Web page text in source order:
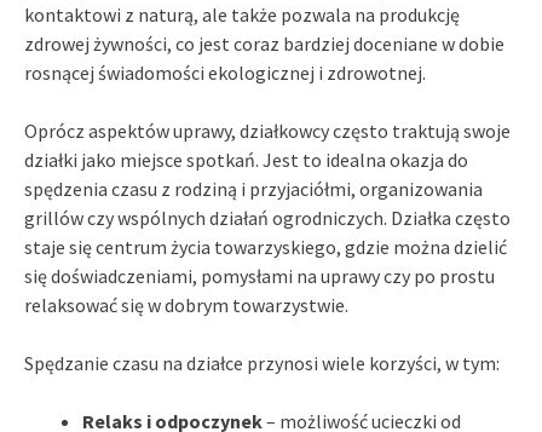
kontaktowi z naturą, ale także pozwala na produkcję
zdrowej żywności, co jest coraz bardziej doceniane w dobie
rosnącej świadomości ekologicznej i zdrowotnej.
Oprócz aspektów uprawy, działkowcy często traktują swoje
działki jako miejsce spotkań. Jest to idealna okazja do
spędzenia czasu z rodziną i przyjaciółmi, organizowania
grillów czy wspólnych działań ogrodniczych. Działka często
staje się centrum życia towarzyskiego, gdzie można dzielić
się doświadczeniami, pomysłami na uprawy czy po prostu
relaksować się w dobrym towarzystwie.
Spędzanie czasu na działce przynosi wiele korzyści, w tym:
Relaks i odpoczynek– możliwość ucieczki od